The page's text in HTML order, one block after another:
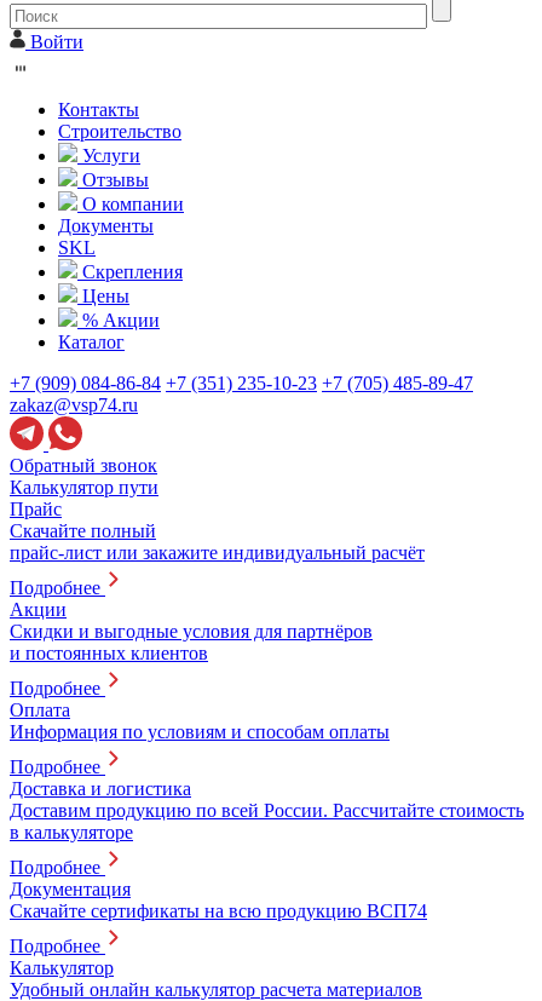
Войти
Контакты
Строительство
Услуги
Отзывы
О компании
Документы
SKL
Скрепления
Цены
% Акции
Каталог
+7 (909) 084-86-84 +7 (351) 235-10-23 +7 (705) 485-89-47
zakaz@vsp74.ru
Обратный звонок
Калькулятор пути
Прайс
Скачайте полный
прайс-лист или закажите индивидуальный расчёт
Подробнее
Акции
Скидки и выгодные условия для партнёров
и постоянных клиентов
Подробнее
Оплата
Информация по условиям и способам оплаты
Подробнее
Доставка и логистика
Доставим продукцию по всей России. Рассчитайте стоимость
в калькуляторе
Подробнее
Документация
Скачайте сертификаты на всю продукцию ВСП74
Подробнее
Калькулятор
Удобный онлайн калькулятор расчета материалов